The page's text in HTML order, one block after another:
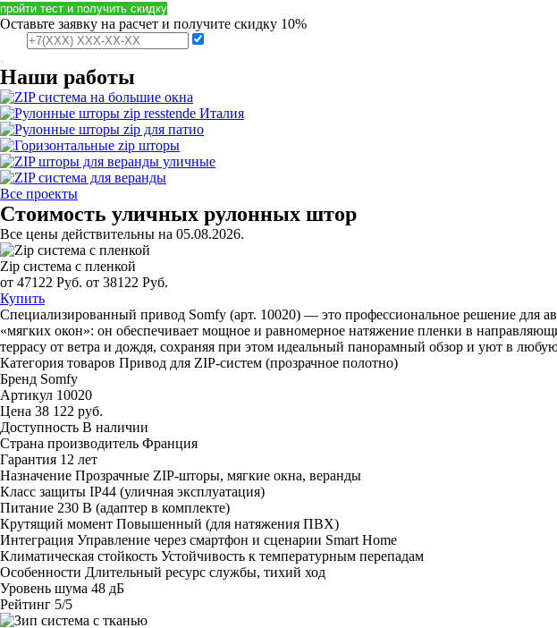
пройти тест и получить скидку
Оставьте заявку на расчет и получите скидку 10%
Наши работы
Все проекты
Стоимость уличных рулонных штор
Все цены действительны на 05.08.2026.
Zip система с пленкой
от 47122 Руб. от 38122 Руб.
Купить
Специализированный привод Somfy (арт. 10020) — это профессиональное решение для
«мягких окон»: он обеспечивает мощное и равномерное натяжение пленки в
террасу от ветра и дождя, сохраняя при этом идеальный панорамный обзор и уют в
Категория товаров Привод для ZIP-систем (прозрачное полотно)
Бренд Somfy
Артикул 10020
Цена 38 122 руб.
Доступность В наличии
Страна производитель Франция
Гарантия 12 лет
Назначение Прозрачные ZIP-шторы, мягкие окна, веранды
Класс защиты IP44 (уличная эксплуатация)
Питание 230 В (адаптер в комплекте)
Крутящий момент Повышенный (для натяжения ПВХ)
Интеграция Управление через смартфон и сценарии Smart Home
Климатическая стойкость Устойчивость к температурным перепадам
Особенности Длительный ресурс службы, тихий ход
Уровень шума 48 дБ
Рейтинг 5/5